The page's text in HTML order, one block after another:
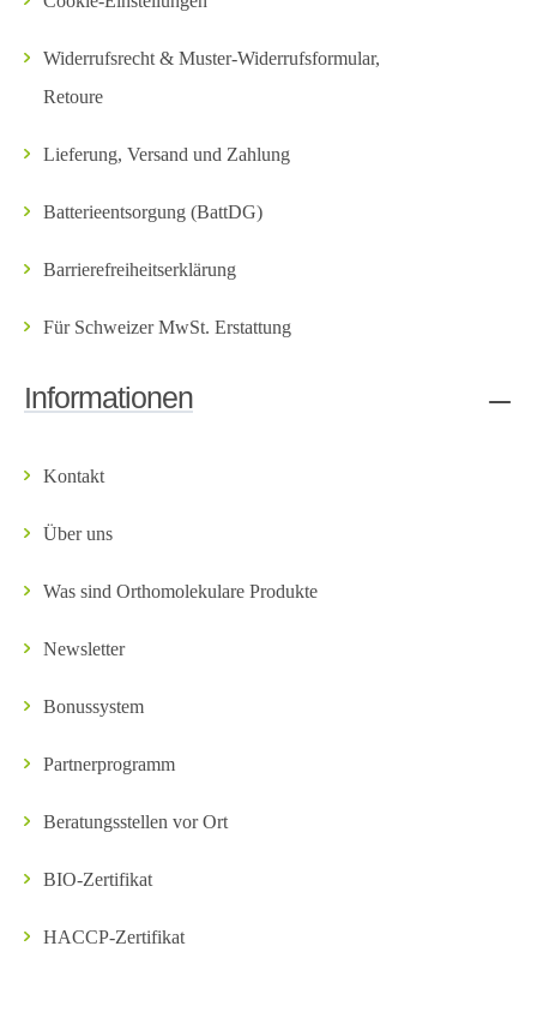
Widerrufsrecht & Muster-Widerrufsformular,
Retoure
Lieferung, Versand und Zahlung
Batterieentsorgung (BattDG)
Barrierefreiheitserklärung
Für Schweizer MwSt. Erstattung
Informationen
Kontakt
Über uns
Was sind Orthomolekulare Produkte
Newsletter
Bonussystem
Partnerprogramm
Beratungsstellen vor Ort
BIO-Zertifikat
HACCP-Zertifikat